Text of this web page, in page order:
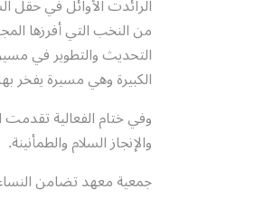
الرائدت الأوائل في حقل
من النخب التي أفرزها
التحديث والتطوير في
الكبيرة وهي مسيرة يفخر
وفي ختام الفعالية تقدمت
والإنجاز السلام والطمأنينة.
جمعية معهد تضامن